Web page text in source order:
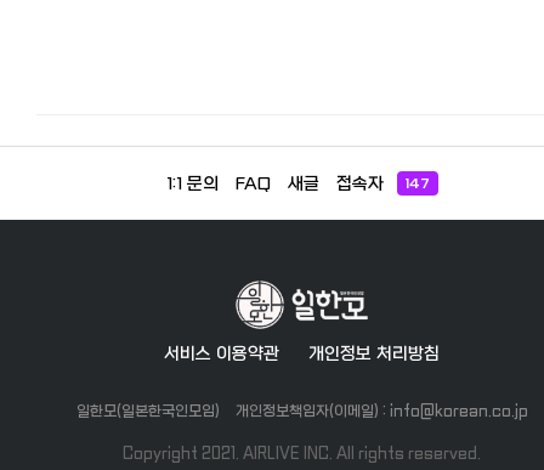
1:1 문의 FAQ 새글 접속자 147
서비스 이용약관 개인정보 처리방침
일한모(일본한국인모임) 개인정보책임자(이메일) : info@korean.co.jp
Copyright 2021. AIRLIVE INC. All rights reserved.